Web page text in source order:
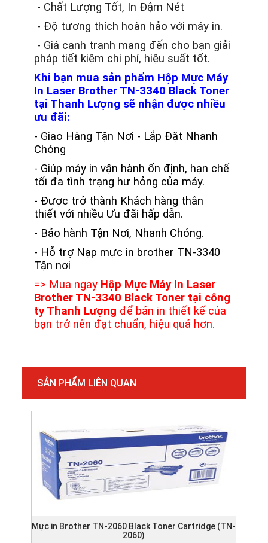
- Chất Lượng Tốt, In Đậm Nét
- Độ tương thích hoàn hảo với máy in.
- Giá cạnh tranh mang đến cho bạn giải
pháp tiết kiệm chi phí, hiệu suất tốt.
Khi bạn mua sản phẩm Hộp Mực Máy
In Laser Brother TN-3340 Black Toner
tại Thanh Lượng sẽ nhận được nhiều
ưu đãi:
- Giao Hàng Tận Nơi - Lắp Đặt Nhanh
Chóng
- Giúp máy in vận hành ổn định, hạn chế
tối đa tình trạng hư hỏng của máy.
- Được trở thành Khách hàng thân
thiết với nhiều Ưu đãi hấp dẫn.
- Bảo hành Tận Nơi, Nhanh Chóng.
- Hỗ trợ Nạp mực in brother TN-3340
Tận nơi
=> Mua ngay Hộp Mực Máy In Laser
Brother TN-3340 Black Toner tại công
ty Thanh Lượng để bản in thiết kế của
bạn trở nên đạt chuẩn, hiệu quả hơn.
SẢN PHẨM LIÊN QUAN
Mực in Brother TN-2060 Black Toner Cartridge (TN-
2060)